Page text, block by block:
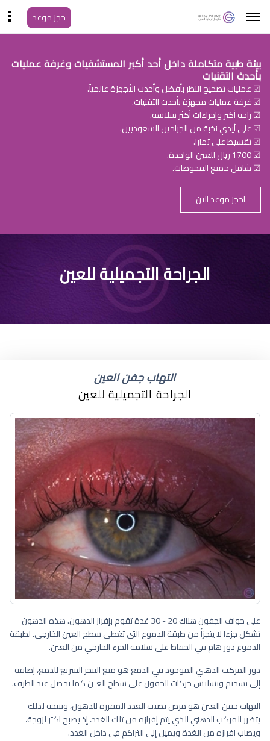
حجز موعد
بيئة طبية متكاملة داخل أحد أكبر المستشفيات وغرفة عمليات
بأحدث التقنيات
☑ عمليات تصحيح النظر بأفضل وأحدث الأجهزة عالمياً.
☑ غرفة عمليات مجهزة بأحدث التقنيات.
☑ راحة أكبر وإجراءات أكثر سلاسة.
☑ على أيدي نخبة من الجراحين السعوديين.
☑ تقسيط على تمارا.
☑ 1700 ريال للعين الواحدة.
☑ شامل جميع الفحوصات.
احجز موعد الان
الجراحة التجميلية للعين
التهاب جفن العين
الجراحة التجميلية للعين
على حواف الجفون هناك 20 - 30 غدة تقوم بإفراز الدهون. هذه الدهون
تشكل جزءا لا يتجزأ من طبقة الدموع التي تغطي سطح العين الخارجي. لطبقة
الدموع دور هام في الحفاظ على سلامة الجزء الخارجي من العين.
دور المركب الدهني الموجود في الدمع هو منع التبخر السريع للدمع، إضافة
إلى تشحيم وتسليس حركات الجفون على سطح العين كما يحصل عند الطرف.
التهاب جفن العين هو مرض يصيب الغدد المفرزة للدهون، ونتيجة لذلك
يتضرر المركب الدهني الذي يتم إفرازه من تلك الغدد، إذ يصبح اكثر لزوجة،
ويصاب افرازه من الغدة ويميل إلى التراكم في داخل الغدد.